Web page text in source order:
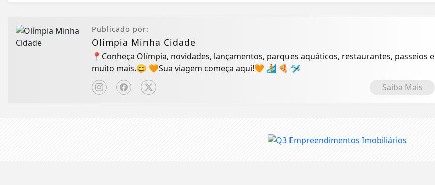
Publicado por:
Olímpia Minha Cidade
📍Conheça Olímpia, novidades, lançamentos, parques aquáticos, restaurantes, passeios e
muito mais.😄 🧡Sua viagem começa aqui!🧡 🏄 🍕 🛩
Saiba Mais